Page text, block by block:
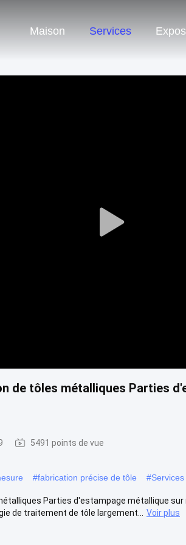
Maison Services
Play
de tôles métalliques Parties
5491 points de vue
#fabrication précise de tôle #
Parties d'estampage métallique
de traitement de tôle largement...
Voir plus